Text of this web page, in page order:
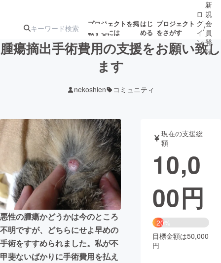
プロジェクトを掲
載するには
はじ
める
プロジェクト
をさがす
ジェクト
ロジェクト
アート・写真 音楽
テクノロジー・ガジェット ゲーム・
映像・映画 書籍・雑誌
ビジネス・起業 チャレンジ
まちづくり・地域活性化
ロ
グ
イ
ン
/
新
規
会
員
登
録
腫瘍摘出手術費用の支援をお願い致し
ます
nekoshien コミュニティ
悪性の腫瘍かどうかは今のところ
不明ですが、どちらにせよ早めの
手術をすすめられました。私が不
甲斐ないばかりに手術費用を払え
現在の支援総
額
10,0
00円
20%
目標金額は50,000
円